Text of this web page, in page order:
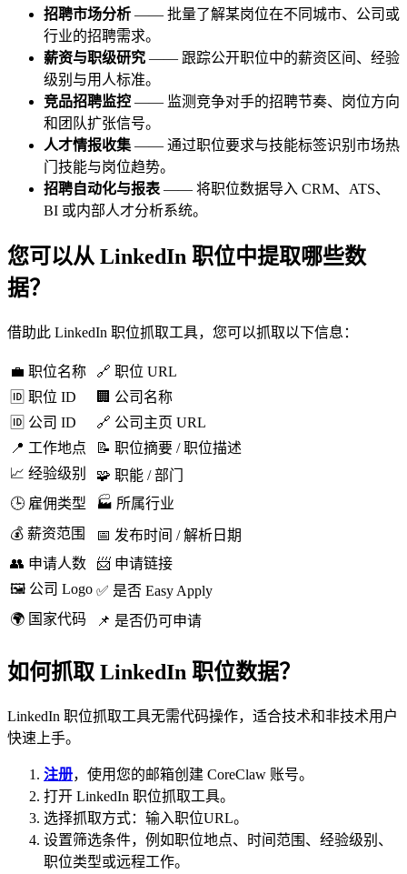
招聘市场分析 —— 批量了解某岗位在不同城市、公司或
行业的招聘需求。
薪资与职级研究 —— 跟踪公开职位中的薪资区间、经验
级别与用人标准。
竞品招聘监控 —— 监测竞争对手的招聘节奏、岗位方向
和团队扩张信号。
人才情报收集 —— 通过职位要求与技能标签识别市场热
门技能与岗位趋势。
招聘自动化与报表 —— 将职位数据导入 CRM、ATS、
BI 或内部人才分析系统。
您可以从 LinkedIn 职位中提取哪些数
据？
借助此 LinkedIn 职位抓取工具，您可以抓取以下信息：
💼 职位名称
🔗 职位 URL
🆔 职位 ID
🏢 公司名称
🆔 公司 ID
🔗 公司主页 URL
📍 工作地点
📝 职位摘要 / 职位描述
📈 经验级别
🧩 职能 / 部门
🕒 雇佣类型
🏭 所属行业
💰 薪资范围
📅 发布时间 / 解析日期
👥 申请人数
📨 申请链接
🖼️ 公司 Logo ✅ 是否 Easy Apply
🌍 国家代码
📌 是否仍可申请
如何抓取 LinkedIn 职位数据？
LinkedIn 职位抓取工具无需代码操作，适合技术和非技术用户
快速上手。
注册，使用您的邮箱创建 CoreClaw 账号。
打开 LinkedIn 职位抓取工具。
选择抓取方式：输入职位URL。
设置筛选条件，例如职位地点、时间范围、经验级别、
职位类型或远程工作。